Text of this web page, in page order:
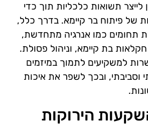
תשואות כלכליות תוך כדי
של פיתוח בר קיימא. בדרך כלל,
תחומים כמו אנרגיה מתחדשת,
חקלאות בת קיימא, וניהול פסולת.
למשקיעים לתמוך במיזמים
וסביבתי, ובכך לשפר את איכות
הירוקות